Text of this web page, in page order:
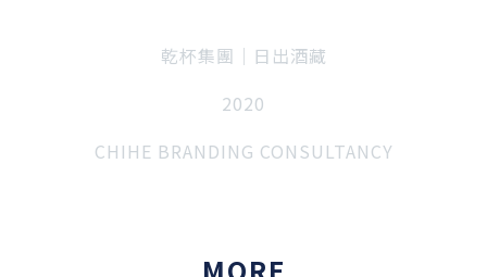
乾杯集團｜ 日出酒藏
2020
CHIHE BRANDING CONSULTANCY